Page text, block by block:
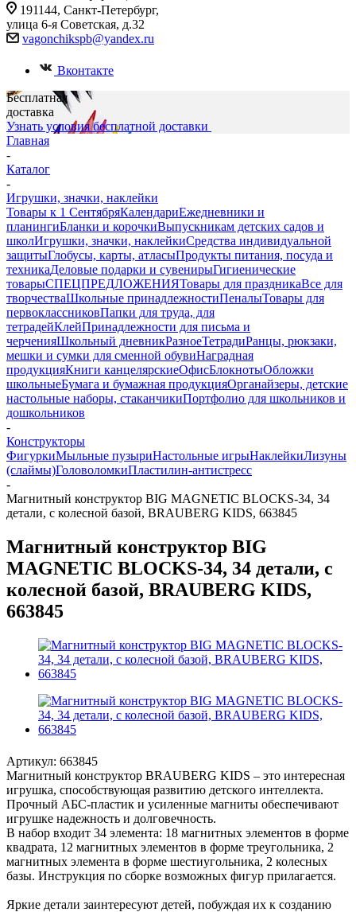
191144, Санкт-Петербург,
улица 6-я Советская, д.32
vagonchikspb@yandex.ru
Вконтакте
Бесплатная
доставка
Узнать условия бесплатной доставки
Главная
-
Каталог
-
Игрушки, значки, наклейки
Товары к 1 СентябряКалендариЕжедневники и
планингиБланки и корочкиВыпускникам детских садов и
школИгрушки, значки, наклейкиСредства индивидуальной
защитыГлобусы, карты, атласыПродукты питания, посуда и
техникаДеловые подарки и сувенирыГигиенические
товарыСПЕЦПРЕДЛОЖЕНИЯТовары для праздникаВсе для
творчестваШкольные принадлежностиПеналыТовары для
первоклассниковПапки для труда, для
тетрадейКлейПринадлежности для письма и
черченияШкольный дневникРазноеТетрадиРанцы, рюкзаки,
мешки и сумки для сменной обувиНаградная
продукцияКниги канцелярскиеОфисБлокнотыОбложки
школьныеБумага и бумажная продукцияОрганайзеры, детские
настольные наборы, стаканчикиПортфолио для школьников и
дошкольников
-
Конструкторы
ФигуркиМыльные пузыриНастольные игрыНаклейкиЛизуны
(слаймы)ГоловоломкиПластилин-антистресс
-
Магнитный конструктор BIG MAGNETIC BLOCKS-34, 34
детали, с колесной базой, BRAUBERG KIDS, 663845
Магнитный конструктор BIG
MAGNETIC BLOCKS-34, 34 детали, с
колесной базой, BRAUBERG KIDS,
663845
Артикул: 663845
Магнитный конструктор BRAUBERG KIDS – это интересная
игрушка, способствующая развитию детского интеллекта.
Прочный АБС-пластик и усиленные магниты обеспечивают
игрушке надежность и долговечность.
В набор входит 34 элемента: 18 магнитных элементов в форме
квадрата, 12 магнитных элементов в форме треугольника, 2
магнитных элемента в форме шестиугольника, 2 колесных
базы. Инструкция по сборке возможных фигур прилагается.
Яркие детали заинтересуют детей, побуждая их к созданию